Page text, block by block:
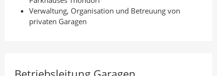
Verwaltung, Organisation und Betreuung von
privaten Garagen